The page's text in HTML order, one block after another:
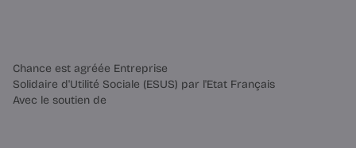
Chance est agréée Entreprise
Solidaire d'Utilité Sociale (ESUS) par l'Etat Français
Avec le soutien de